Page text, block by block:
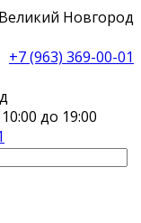
Великий Новгород
+7 (963) 369-00-01
до 19:00